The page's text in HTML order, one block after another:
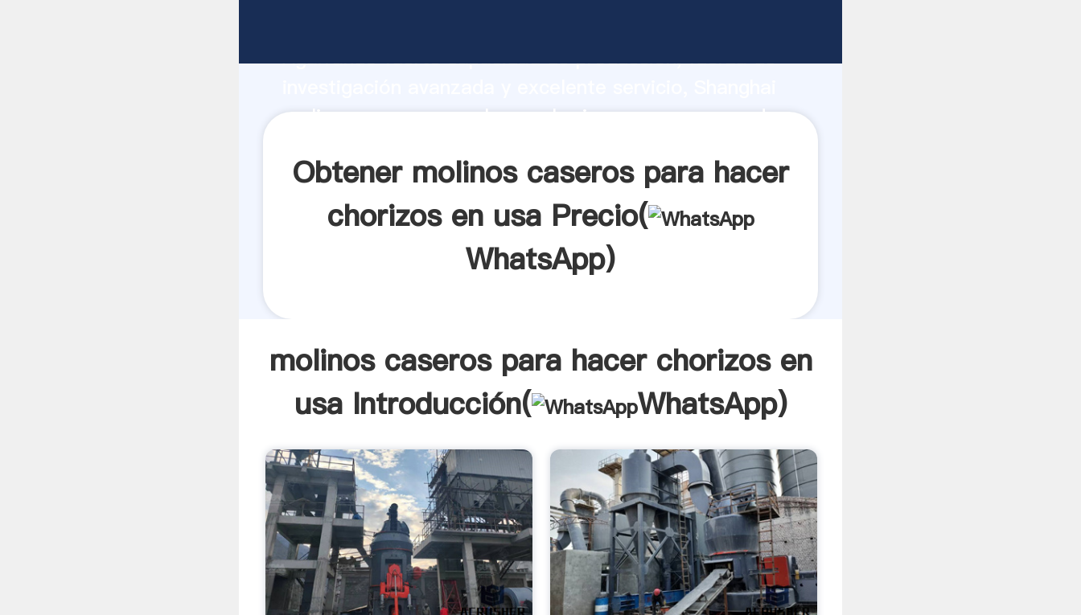
Agarrando fuerte capacidad de producción, fuerza de
molinos caseros para hacer chorizos en usa proveedor
Obtener molinos caseros para hacer
chorizos en usa Precio(
WhatsApp)
molinos caseros para hacer chorizos en
usa Introducción(
WhatsApp)